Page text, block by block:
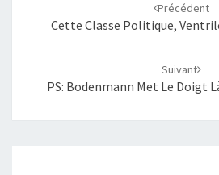
Précédent
Cette Classe Politique,
Suivant
PS: Bodenmann Met Le Doigt